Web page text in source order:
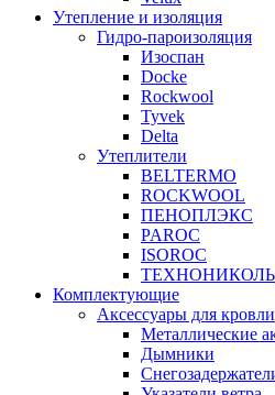
Утепление и изоляция
Гидро-пароизоляция
Изоспан
Docke
Rockwool
Tyvek
Delta
Утеплители
BELTERMO
ROCKWOOL
ПЕНОПЛЭКС
PAROC
ISOROC
ТЕХНОНИКОЛЬ
Комплектующие
Аксессуары для кровли
Металлические
Дымники